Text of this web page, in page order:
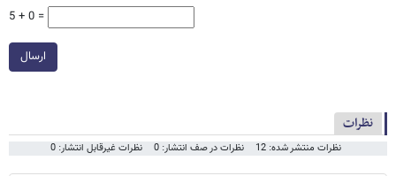
5 + 0 =
ارسال
نظرات
نظرات منتشر شده: 12 نظرات در صف انتشار: 0 نظرات غیرقابل انتشار: 0